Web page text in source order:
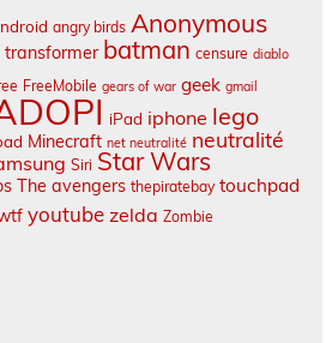
angry birds Anonymous
transformer batman censure diablo
FreeMobile gears of war geek gmail
iPad iphone lego
Minecraft net neutralité neutralité
Siri Star Wars
The avengers thepiratebay touchpad
youtube zelda Zombie